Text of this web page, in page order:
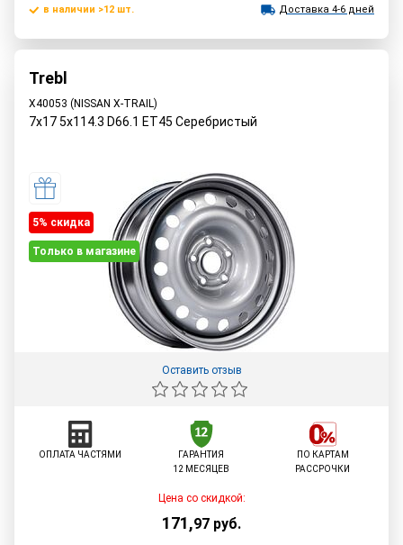
в наличии >12 шт. Доставка 4-6 дней
Trebl
X40053 (NISSAN X-TRAIL)
7x17 5x114.3 D66.1 ET45 Серебристый
5% cкидка
Только в магазине
Оставить отзыв
ОПЛАТА ЧАСТЯМИ
ГАРАНТИЯ
12 МЕСЯЦЕВ
ПО КАРТАМ
РАССРОЧКИ
Цена со скидкой:
171,97 руб.